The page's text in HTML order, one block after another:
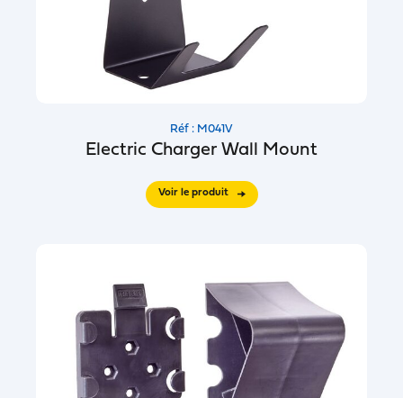
Réf : M041V
Electric Charger Wall Mount
Voir le produit